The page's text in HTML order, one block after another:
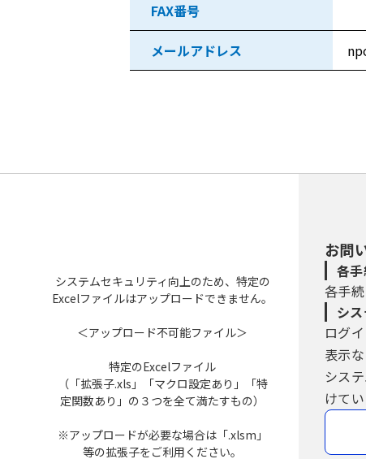
FAX番号
メールアドレス
システムセキュリティ向上のため、特定の
Excelファイルはアップロードできません。
＜アップロード不可能ファイル＞
特定のExcelファイル
（「拡張子.xls」「マクロ設定あり」「特
定関数あり」の３つを全て満たすもの）
※アップロードが必要な場合は「.xlsm」
等の拡張子をご利用ください。
お問
各
各手
シ
ログ
表示な
シス
けてい